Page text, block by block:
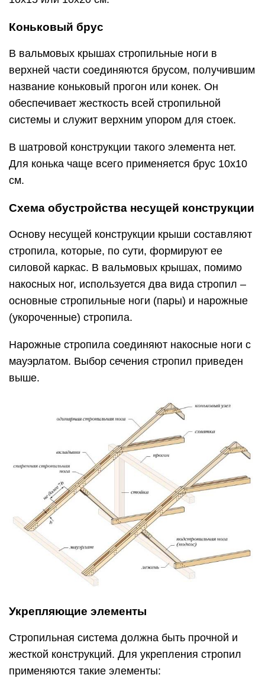
Коньковый брус
В вальмовых крышах стропильные ноги в
верхней части соединяются брусом, получившим
название коньковый прогон или конек. Он
обеспечивает жесткость всей стропильной
системы и служит верхним упором для стоек.
В шатровой конструкции такого элемента нет.
Для конька чаще всего применяется брус 10х10
см.
Схема обустройства несущей конструкции
Основу несущей конструкции крыши составляют
стропила, которые, по сути, формируют ее
силовой каркас. В вальмовых крышах, помимо
накосных ног, используется два вида стропил –
основные стропильные ноги (пары) и нарожные
(укороченные) стропила.
Нарожные стропила соединяют накосные ноги с
мауэрлатом. Выбор сечения стропил приведен
выше.
Укрепляющие элементы
Стропильная система должна быть прочной и
жесткой конструкций. Для укрепления стропил
применяются такие элементы: